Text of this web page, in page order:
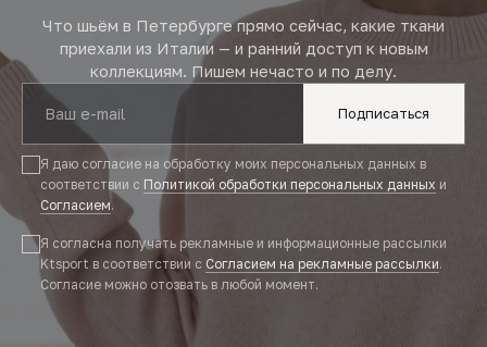
Что шьём в Петербурге прямо сейчас, какие ткани
приехали из Италии — и ранний доступ к новым
коллекциям. Пишем нечасто и по делу.
Подписаться
Я даю согласие на обработку моих персональных данных в
соответствии с Политикой обработки персональных данных и
Согласием.
Я согласна получать рекламные и информационные рассылки
Ktsport в соответствии с Согласием на рекламные рассылки.
Согласие можно отозвать в любой момент.